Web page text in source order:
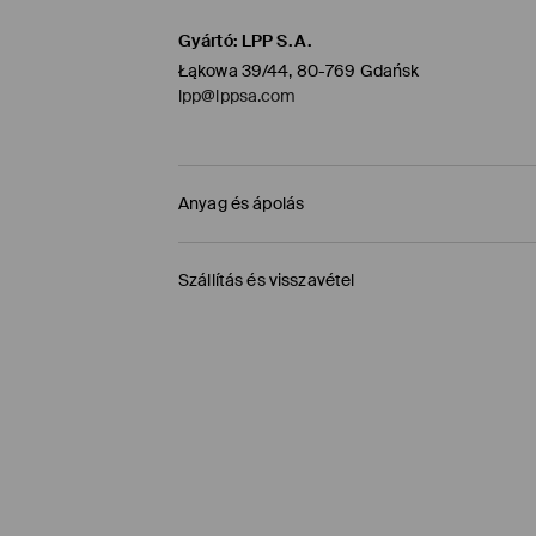
Gyártó: LPP S.A.
Łąkowa 39/44, 80-769 Gdańsk
lpp@lppsa.com
Anyag és ápolás
ELSŐ SZÖVET : 100% PAMUT
Szállítás és visszavétel